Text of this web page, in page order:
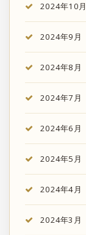
2024年10月
2024年9月
2024年8月
2024年7月
2024年6月
2024年5月
2024年4月
2024年3月